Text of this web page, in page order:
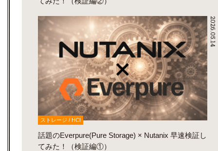
2026.05.14
ストレージ / HCI
話題のEverpure(Pure Storage) × Nutanix 早速検証し
てみた！（検証編①）